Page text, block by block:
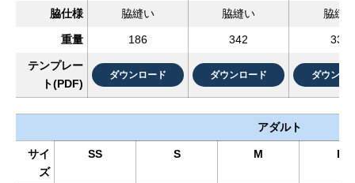
脇仕様 脇縫い 脇縫い 脇縫
重量 186 342 335
テンプレー
ト(PDF)
ダウンロード ダウンロード ダウンロ
アダルト
サイ
ズ
SS S M L